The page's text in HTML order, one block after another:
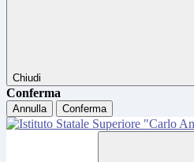
Chiudi
Conferma
Annulla Conferma